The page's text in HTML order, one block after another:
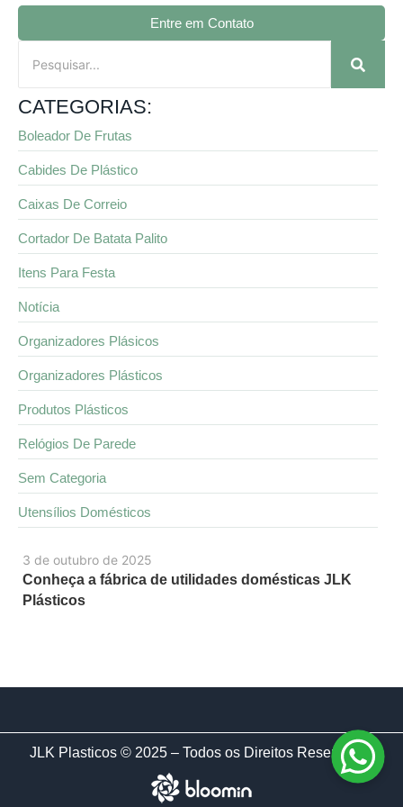
3 de outubro de 2025
Conheça a fábrica de utilidades domésticas JLK
Plásticos
Entre em Contato
CATEGORIAS:
Boleador De Frutas
Cabides De Plástico
Caixas De Correio
Cortador De Batata Palito
Itens Para Festa
Notícia
Organizadores Plásicos
Organizadores Plásticos
Produtos Plásticos
Relógios De Parede
Sem Categoria
Utensílios Domésticos
JLK Plasticos © 2025 – Todos os Direitos Reservados